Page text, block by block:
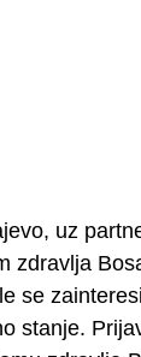
uz
zdravlja
se
stanje.